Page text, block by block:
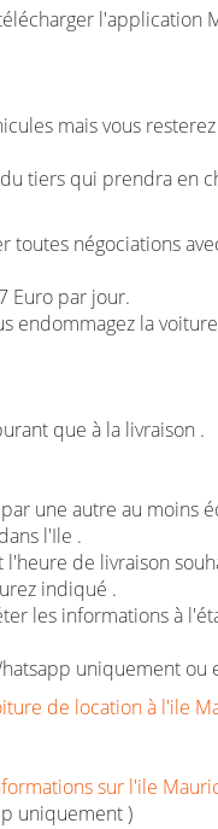
mais vous
tiers qui prendra en
toutes négociations
Euro par jour.
endommagez la
que à la livraison .
une autre au moins
l'Ile .
de livraison
indiqué .
les informations à
uniquement
de location à l'ile
sur l'ile
uniquement )